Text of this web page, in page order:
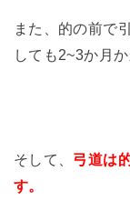
また、的の前で
しても2~3か月
そして、 弓道は
す。